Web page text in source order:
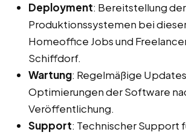
Deployment: Bereitstellung
Produktionssystemen bei
Homeoffice Jobs und
Schiffdorf.
Wartung: Regelmäßige
Optimierungen der Software
Veröffentlichung.
Support: Technischer Support